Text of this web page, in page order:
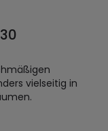
vielseitig in